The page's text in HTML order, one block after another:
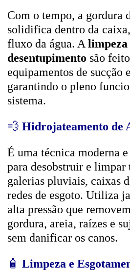
Com o tempo, a gordura
solidifica dentro da
fluxo da água. A limpeza
desentupimento são
equipamentos de sucção
garantindo o pleno
sistema.
💨 Hidrojateamento de
É uma técnica moderna
para desobstruir e limpar
galerias pluviais, caixas
redes de esgoto. Utiliza
alta pressão que
gordura, areia, raízes e
sem danificar os canos.
🧴 Limpeza e